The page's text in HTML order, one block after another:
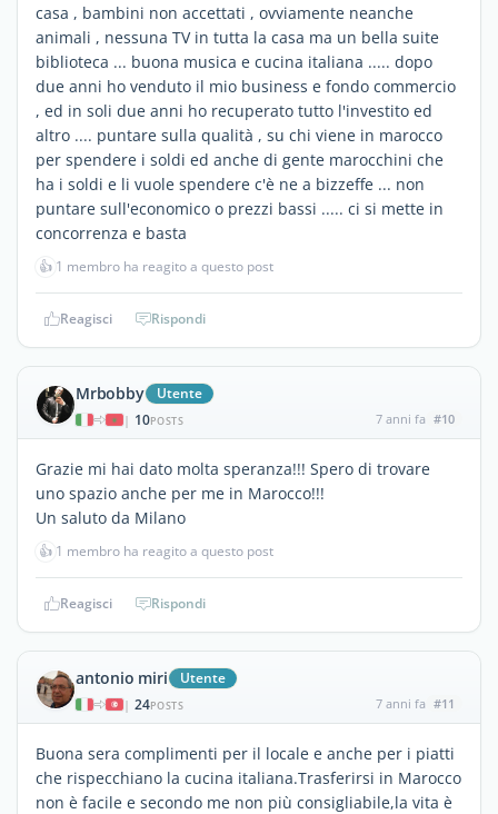
casa , bambini non accettati , ovviamente neanche
animali , nessuna TV in tutta la casa ma un bella suite
biblioteca ... buona musica e cucina italiana ..... dopo
due anni ho venduto il mio business e fondo commercio
, ed in soli due anni ho recuperato tutto l'investito ed
altro .... puntare sulla qualità , su chi viene in marocco
per spendere i soldi ed anche di gente marocchini che
ha i soldi e li vuole spendere c'è ne a bizzeffe ... non
puntare sull'economico o prezzi bassi ..... ci si mette in
concorrenza e basta
👍 1 membro ha reagito a questo post
Reagisci Rispondi
Mrbobby Utente
| 10POSTS 7 anni fa #10
Grazie mi hai dato molta speranza!!! Spero di trovare
uno spazio anche per me in Marocco!!!
Un saluto da Milano
👍 1 membro ha reagito a questo post
Reagisci Rispondi
antonio miri Utente
| 24POSTS 7 anni fa #11
Buona sera complimenti per il locale e anche per i piatti
che rispecchiano la cucina italiana.Trasferirsi in Marocco
non è facile e secondo me non più consigliabile,la vita è